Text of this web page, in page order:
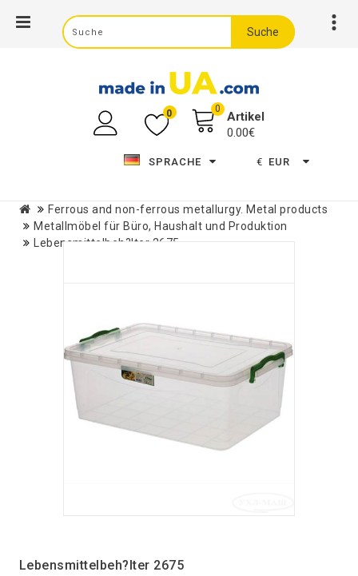
Suche
0 0
Artikel
0.00€
SPRACHE € EUR
Ferrous and non-ferrous metallurgy. Metal products
Metallmöbel für Büro, Haushalt und Produktion
Lebensmittelbeh?lter 2675
Lebensmittelbeh?lter 2675